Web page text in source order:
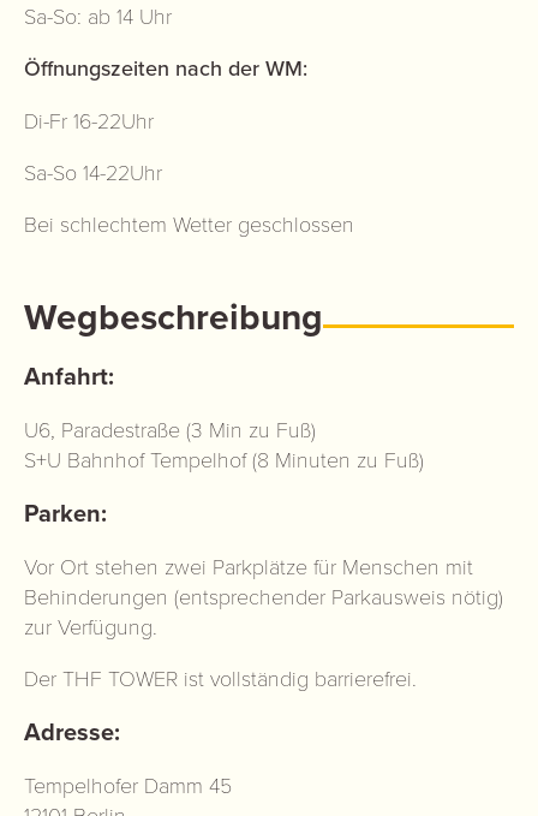
Sa-So: ab 14 Uhr
Öffnungszeiten nach der WM:
Di-Fr 16-22Uhr
Sa-So 14-22Uhr
Bei schlechtem Wetter geschlossen
Wegbeschreibung
Anfahrt:
U6, Paradestraße (3 Min zu Fuß)
S+U Bahnhof Tempelhof (8 Minuten zu Fuß)
Parken:
Vor Ort stehen zwei Parkplätze für Menschen mit
Behinderungen (entsprechender Parkausweis nötig)
zur Verfügung.
Der THF TOWER ist vollständig barrierefrei.
Adresse:
Tempelhofer Damm 45